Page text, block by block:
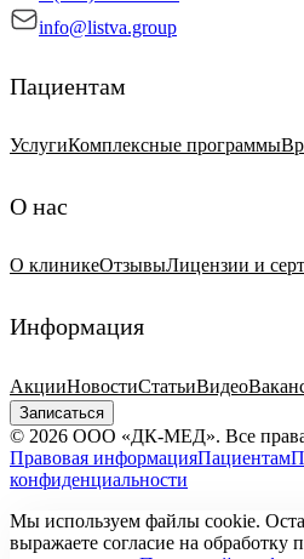
info@listva.group
Пациентам
УслугиКомплексные программы
О нас
О клиникеОтзывыЛицензии и
Информация
АкцииНовостиСтатьиВидео
Записаться
© 2026 ООО «ДК-МЕД». Все
Правовая информацияПациентам
конфиденциальности
Мы используем файлы cookie.
выражаете согласие на обработку